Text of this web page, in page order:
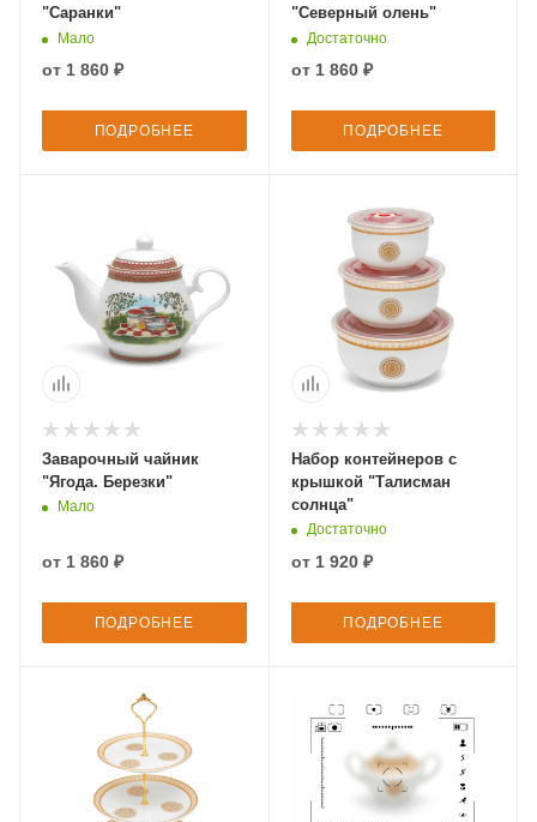
"Саранки"
Мало
от 1 860 ₽
ПОДРОБНЕЕ
"Северный олень"
Достаточно
от 1 860 ₽
ПОДРОБНЕЕ
Заварочный чайник
"Ягода. Березки"
Мало
от 1 860 ₽
ПОДРОБНЕЕ
Набор контейнеров с
крышкой "Талисман
солнца"
Достаточно
от 1 920 ₽
ПОДРОБНЕЕ